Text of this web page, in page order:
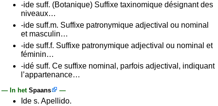
-ide suff. (Botanique) Suffixe taxinomique désignant des
niveaux…
-ide suff.m. Suffixe patronymique adjectival ou nominal
et masculin…
-ide suff.f. Suffixe patronymique adjectival ou nominal et
féminin…
-idé suff. Ce suffixe nominal, parfois adjectival, indiquant
l’appartenance…
— In het Spaans —
Ide s. Apellido.